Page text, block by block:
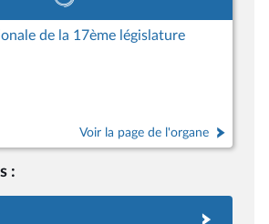
de la 17ème législature
Voir la page de l'organe
: